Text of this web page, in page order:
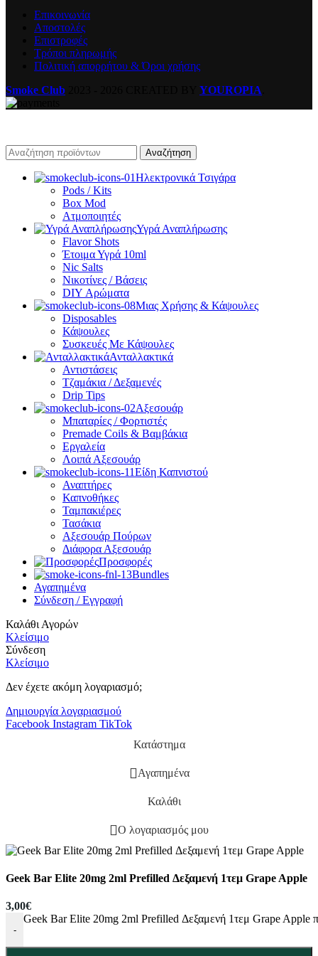
Επικοινωνία
Αποστολές
Επιστροφές
Τρόποι πληρωμής
Πολιτική απορρήτου & Όροι χρήσης
Smoke Club
YOUROPIA
Αναζήτηση
Ηλεκτρονικά Τσιγάρα
Pods / Kits
Box Mod
Ατμοποιητές
Υγρά Αναπλήρωσης
Flavor Shots
Έτοιμα Υγρά 10ml
Nic Salts
Νικοτίνες / Βάσεις
DIY Αρώματα
Μιας Χρήσης & Κάψουλες
Disposables
Κάψουλες
Συσκευές Με Κάψουλες
Ανταλλακτικά
Αντιστάσεις
Τζαμάκια / Δεξαμενές
Drip Tips
Αξεσουάρ
Μπαταρίες / Φορτιστές
Premade Coils & Βαμβάκια
Εργαλεία
Λοιπά Αξεσουάρ
Είδη Καπνιστού
Αναπτήρες
Καπνοθήκες
Ταμπακιέρες
Τασάκια
Αξεσουάρ Πούρων
Διάφορα Αξεσουάρ
Προσφορές
Bundles
Αγαπημένα
Σύνδεση / Εγγραφή
Καλάθι Αγορών
Κλείσιμο
Σύνδεση
Κλείσιμο
Δεν έχετε ακόμη λογαριασμό;
Δημιουργία λογαριασμού
Facebook Instagram TikTok
Κατάστημα
Αγαπημένα
Καλάθι
Ο λογαριασμός μου
Geek Bar Elite 20mg 2ml Prefilled Δεξαμενή 1τεμ Grape Apple
3,00€
-
Geek Bar Elite 20mg 2ml Prefilled Δεξαμενή 1τεμ Grape Apple